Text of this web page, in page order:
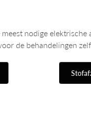
nodige
de behandelingen